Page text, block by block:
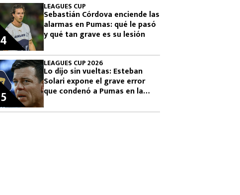
LEAGUES CUP
Sebastián Córdova enciende las
alarmas en Pumas: qué le pasó
y qué tan grave es su lesión
4
LEAGUES CUP 2026
Lo dijo sin vueltas: Esteban
Solari expone el grave error
que condenó a Pumas en la
5